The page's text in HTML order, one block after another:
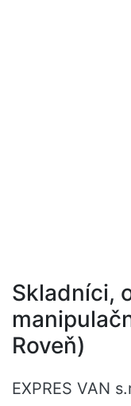
Skladníci,
Roveň)
EXPRES VAN